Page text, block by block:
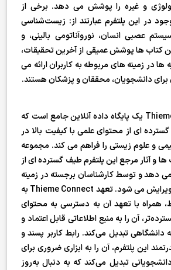
و غیره را پوشش می دهد. برخی از
در این پلتفرم عبارتند از: زیست‌شناسی
عصبی انسان، نوروآناتومی بالینی، و
کتاب ها پوشش عمیقی از آخرین تحقیقات،
ها در زمینه های مربوطه به کاربران ارائه می
دانشجویان، محققان و پزشکان هستند.
در پایان، Thieme Connect یک پایگاه داده آنلاین جامع است که
ای از محتوای علمی با کیفیت بالا در
و علوم زیستی را فراهم می کند. مجموعه
و آثار مرجع این پلتفرم طیف گسترده ای از
دهد و توسط کارشناسان برجسته در زمینه
های مربوطه تالیف و ویرایش می شود. تعهد Thieme Connect به
همراه با تعهد آن به دسترسی به محتوای
آن را به منبع اطلاعاتی قابل اعتماد و
دانشگاهی تبدیل می‌کند. رابط کاربر پسند و
این پلتفرم، آن را به ابزاری ضروری برای
تبدیل می‌کند که به دنبال به‌روز